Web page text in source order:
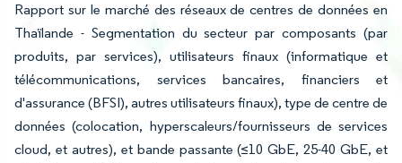
Rapport sur le marché des réseaux de centres de données en
Thaïlande - Segmentation du secteur par composants (par
produits, par services), utilisateurs finaux (informatique et
télécommunications, services bancaires, financiers et
d'assurance (BFSI), autres utilisateurs finaux), type de centre de
données (colocation, hyperscaleurs/fournisseurs de services
cloud, et autres), et bande passante (≤10 GbE, 25-40 GbE, et